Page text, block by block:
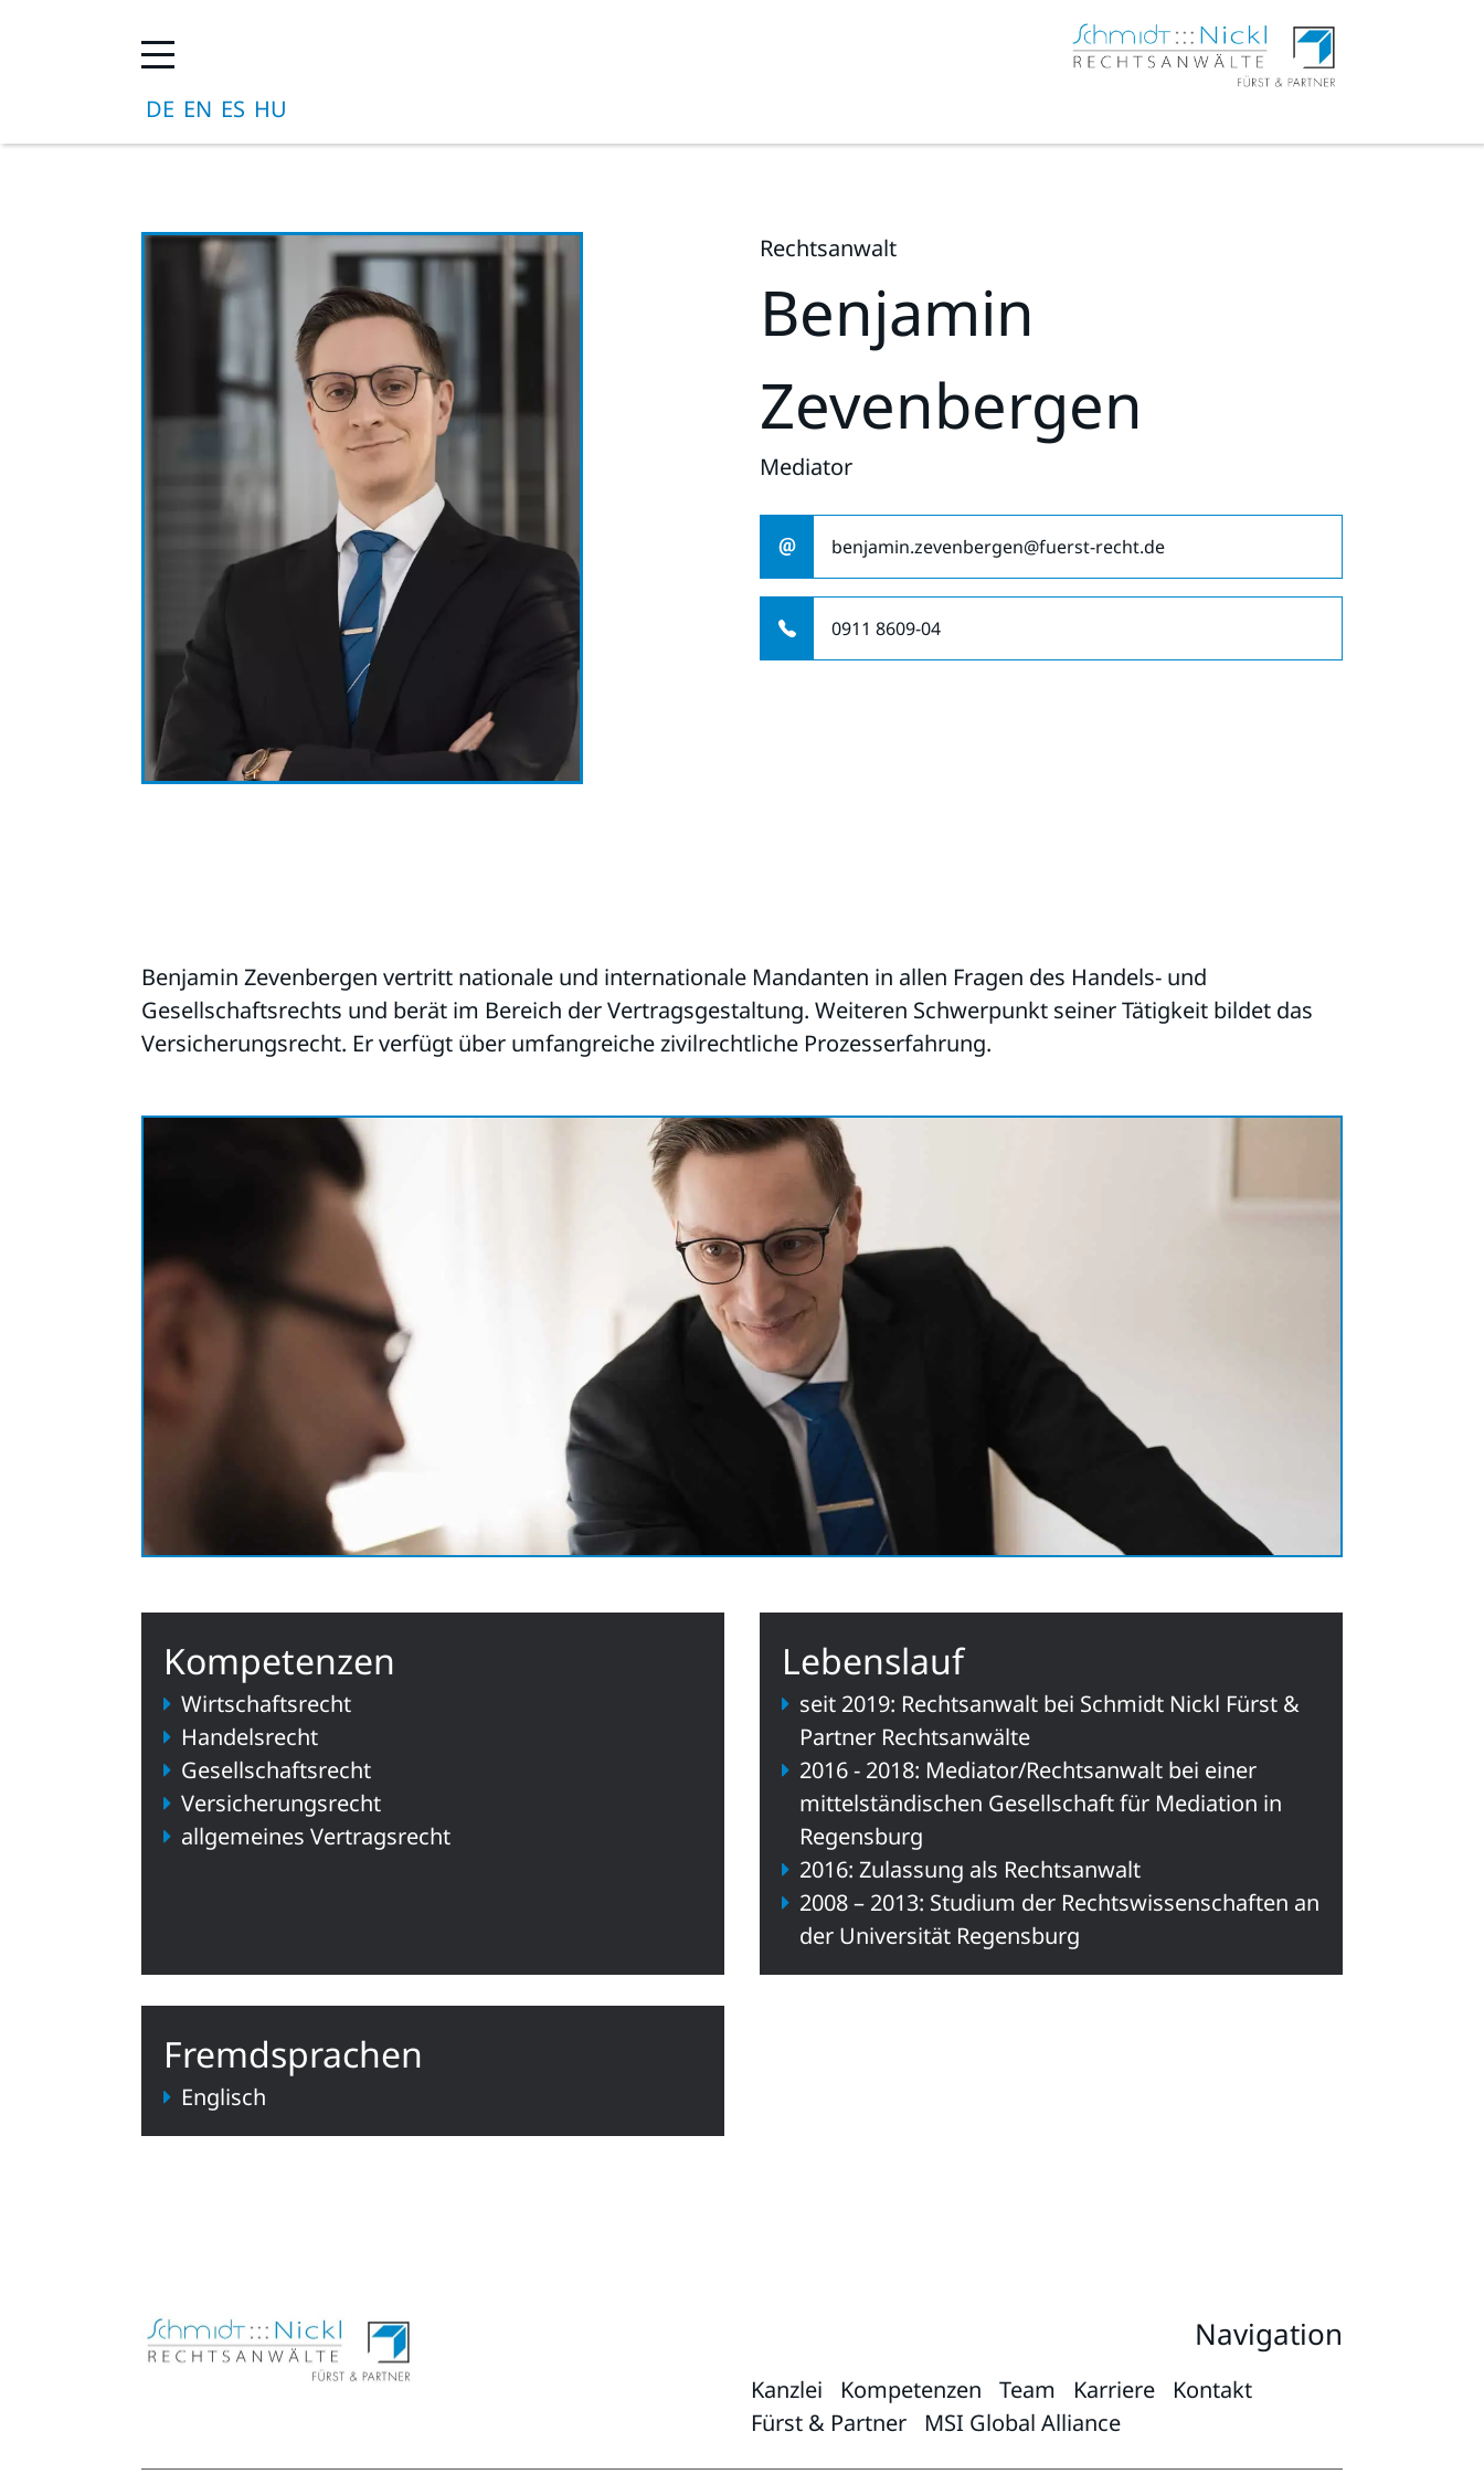
Rechtsanwalt
Benjamin
Zevenbergen
Mediator
benjamin.zevenbergen@fuerst-recht.de
0911 8609-04
Benjamin Zevenbergen vertritt nationale und internationale Mandanten in allen Fragen des Handels- und
Gesellschaftsrechts und berät im Bereich der Vertragsgestaltung. Weiteren Schwerpunkt seiner Tätigkeit bildet das
Versicherungsrecht. Er verfügt über umfangreiche zivilrechtliche Prozesserfahrung.
Kompetenzen
Wirtschaftsrecht
Handelsrecht
Gesellschaftsrecht
Versicherungsrecht
allgemeines Vertragsrecht
Lebenslauf
seit 2019: Rechtsanwalt bei Schmidt Nickl Fürst &
Partner Rechtsanwälte
2016 - 2018: Mediator/Rechtsanwalt bei einer
mittelständischen Gesellschaft für Mediation in
Regensburg
2016: Zulassung als Rechtsanwalt
2008 – 2013: Studium der Rechtswissenschaften an
der Universität Regensburg
Fremdsprachen
Englisch
Navigation
Kanzlei Kompetenzen Team Karriere
Kontakt
Fürst & Partner
MSI Global Alliance